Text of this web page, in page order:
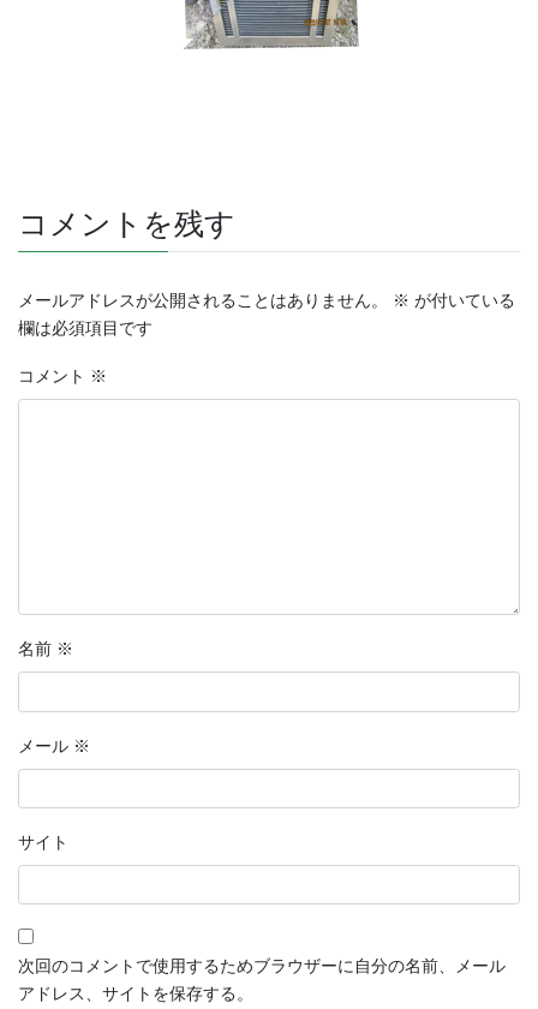
コメントを残す
メールアドレスが公開されることはありません。 ※ が付いている
欄は必須項目です
コメント ※
名前 ※
メール ※
サイト
次回のコメントで使用するためブラウザーに自分の名前、メール
アドレス、サイトを保存する。